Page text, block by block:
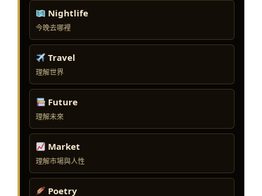
Nightlife
今晚去哪裡
Travel
理解世界
Future
理解未來
Market
理解市場與人性
Poetry